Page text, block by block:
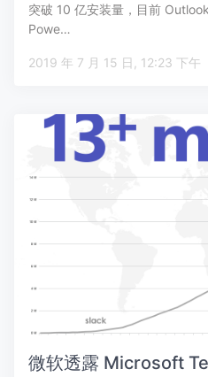
突破 10 亿安装量，目前
Powe…
2019 年 7 月 15 日, 12:23 下午
微软透露 Microsoft